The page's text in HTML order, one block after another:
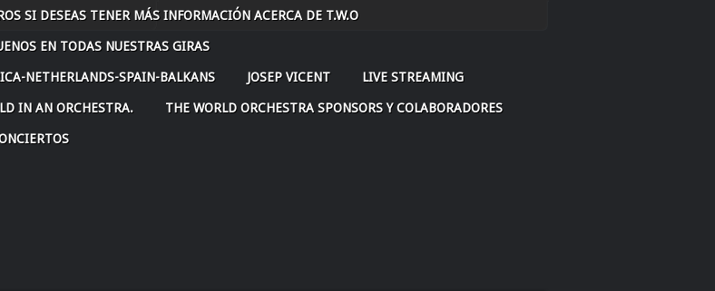
SI DESEAS TENER MÁS INFORMACIÓN ACERCA DE T.W.O
EN TODAS NUESTRAS GIRAS
NETHERLANDS-SPAIN-BALKANS JOSEP VICENT LIVE STREAMING
IN AN ORCHESTRA. THE WORLD ORCHESTRA SPONSORS Y COLABORADORES